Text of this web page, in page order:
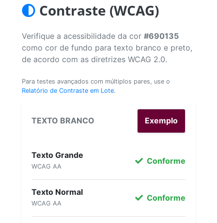
Contraste (WCAG)
Verifique a acessibilidade da cor #690135
como cor de fundo para texto branco e preto,
de acordo com as diretrizes WCAG 2.0.
Para testes avançados com múltiplos pares, use o
Relatório de Contraste em Lote.
TEXTO BRANCO Exemplo
Texto Grande
WCAG AA
Conforme
Texto Normal
WCAG AA
Conforme